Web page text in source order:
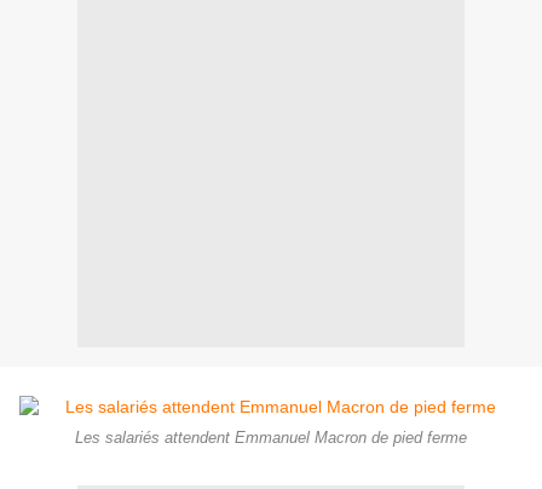
Les salariés attendent Emmanuel Macron de pied ferme